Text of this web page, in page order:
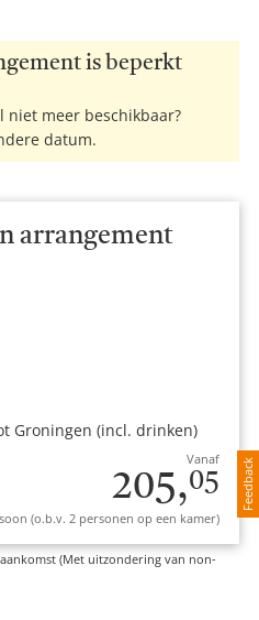
is beperkt
niet meer beschikbaar?
datum.
arrangement
Groningen (incl. drinken)
Vanaf
205,05
(o.b.v. 2 personen op een kamer)
(Met uitzondering van non-
Feedback